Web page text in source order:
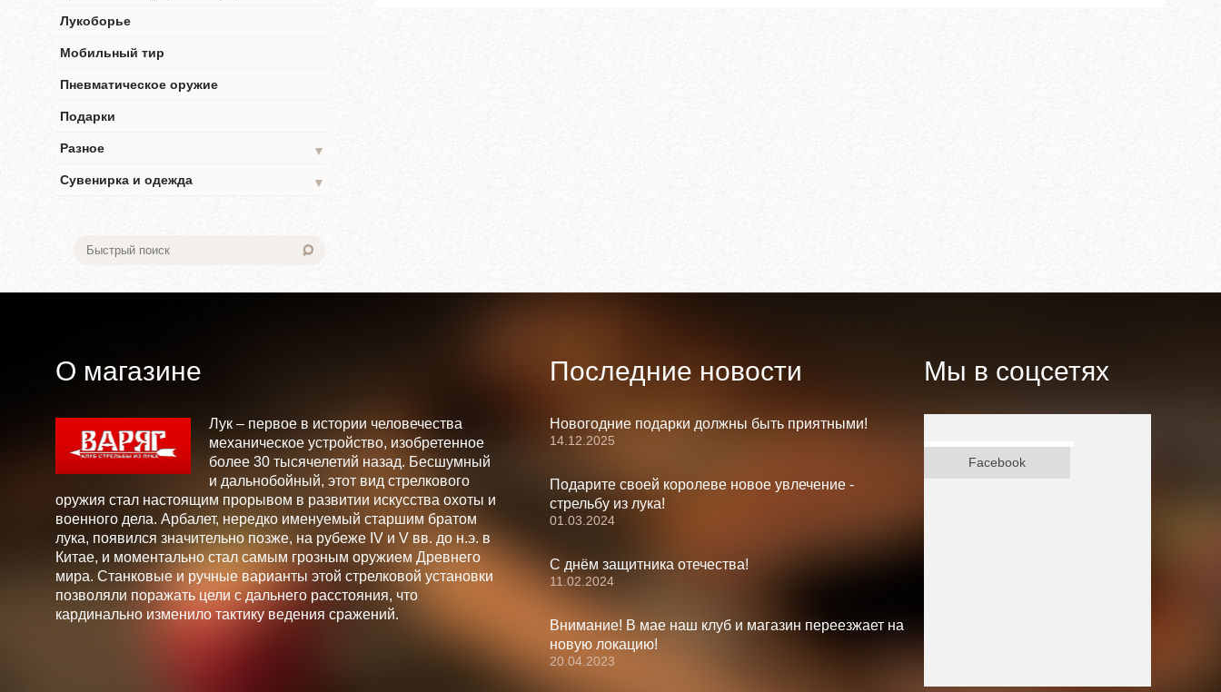
Лукоборье
Мобильный тир
Пневматическое оружие
Подарки
Разное
▼
Сувенирка и одежда
▼
О магазине
Лук – первое в истории человечества
механическое устройство, изобретенное
более 30 тысячелетий назад. Бесшумный
и дальнобойный, этот вид стрелкового
оружия стал настоящим прорывом в развитии искусства охоты и
военного дела. Арбалет, нередко именуемый старшим братом
лука, появился значительно позже, на рубеже IV и V вв. до н.э. в
Китае, и моментально стал самым грозным оружием Древнего
мира. Станковые и ручные варианты этой стрелковой установки
позволяли поражать цели с дальнего расстояния, что
кардинально изменило тактику ведения сражений.
Последние новости
Новогодние подарки должны быть приятными!
14.12.2025
Подарите своей королеве новое увлечение -
стрельбу из лука!
01.03.2024
С днём защитника отечества!
11.02.2024
Внимание! В мае наш клуб и магазин переезжает на
новую локацию!
20.04.2023
Мы в соцсетях
Facebook